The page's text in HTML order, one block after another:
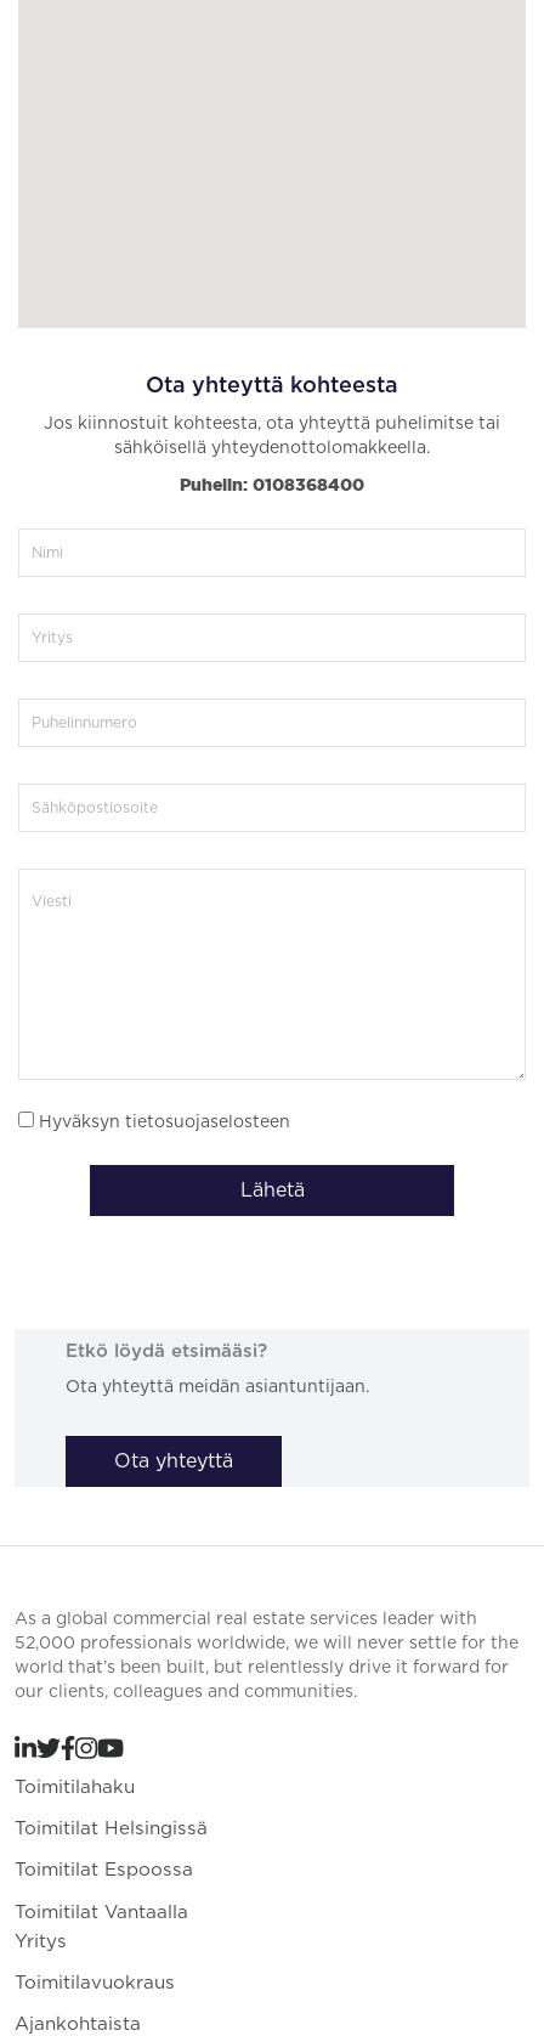
Ota yhteyttä kohteesta
Jos kiinnostuit kohteesta, ota yhteyttä puhelimitse tai
sähköisellä yhteydenottolomakkeella.
Puhelin: 0108368400
Hyväksyn tietosuojaselosteen
Lähetä
Etkö löydä etsimääsi?
Ota yhteyttä meidän asiantuntijaan.
Ota yhteyttä
As a global commercial real estate services leader with
52,000 professionals worldwide, we will never settle for the
world that’s been built, but relentlessly drive it forward for
our clients, colleagues and communities.
Toimitilahaku
Toimitilat Helsingissä
Toimitilat Espoossa
Toimitilat Vantaalla
Yritys
Toimitilavuokraus
Ajankohtaista